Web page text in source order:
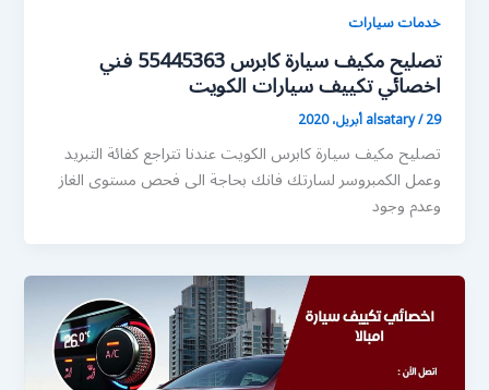
خدمات سيارات
تصليح مكيف سيارة كابرس 55445363 فني
اخصائي تكييف سيارات الكويت
alsatary/29 أبريل، 2020
تصليح مكيف سيارة كابرس الكويت عندنا تتراجع كفائة التبريد
وعمل الكمبروسر لسارتك فانك بحاجة الى فحص مستوى الغاز
وعدم وجود